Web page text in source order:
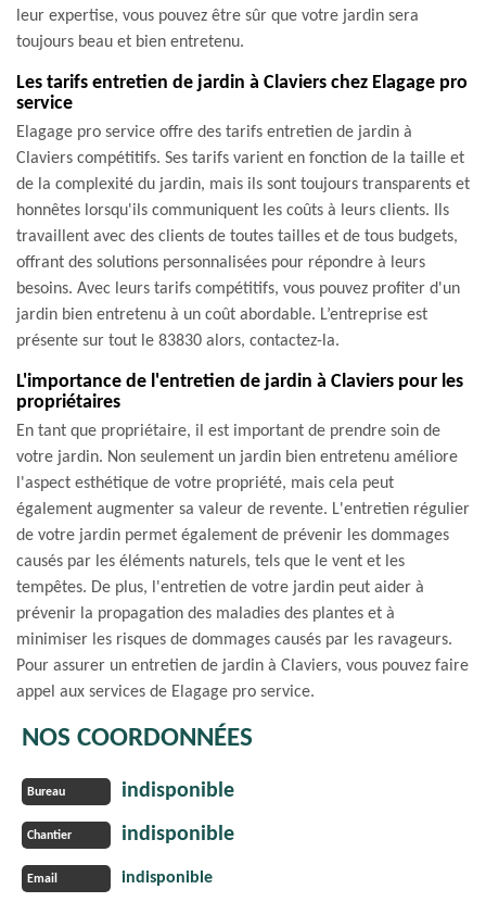
leur expertise, vous pouvez être sûr que votre jardin sera
toujours beau et bien entretenu.
Les tarifs entretien de jardin à Claviers chez Elagage pro
service
Elagage pro service offre des tarifs entretien de jardin à
Claviers compétitifs. Ses tarifs varient en fonction de la taille et
de la complexité du jardin, mais ils sont toujours transparents et
honnêtes lorsqu'ils communiquent les coûts à leurs clients. Ils
travaillent avec des clients de toutes tailles et de tous budgets,
offrant des solutions personnalisées pour répondre à leurs
besoins. Avec leurs tarifs compétitifs, vous pouvez profiter d'un
jardin bien entretenu à un coût abordable. L’entreprise est
présente sur tout le 83830 alors, contactez-la.
L'importance de l'entretien de jardin à Claviers pour les
propriétaires
En tant que propriétaire, il est important de prendre soin de
votre jardin. Non seulement un jardin bien entretenu améliore
l'aspect esthétique de votre propriété, mais cela peut
également augmenter sa valeur de revente. L'entretien régulier
de votre jardin permet également de prévenir les dommages
causés par les éléments naturels, tels que le vent et les
tempêtes. De plus, l'entretien de votre jardin peut aider à
prévenir la propagation des maladies des plantes et à
minimiser les risques de dommages causés par les ravageurs.
Pour assurer un entretien de jardin à Claviers, vous pouvez faire
appel aux services de Elagage pro service.
NOS COORDONNÉES
Bureau indisponible
Chantier indisponible
Email indisponible